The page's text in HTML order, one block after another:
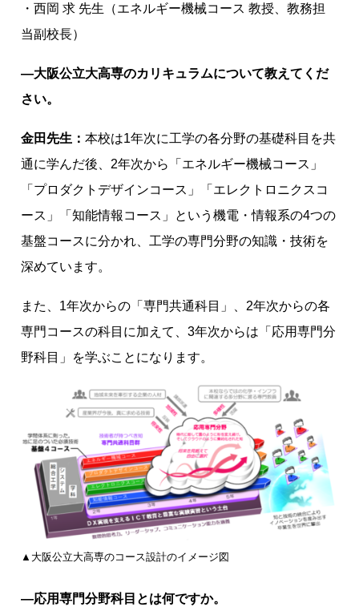
・西岡 求 先生（エネルギー機械コース 教授、教務担
当副校長）
―大阪公立大高専のカリキュラムについて教えてくだ
さい。
金田先生：本校は1年次に工学の各分野の基礎科目を共
通に学んだ後、2年次から「エネルギー機械コース」
「プロダクトデザインコース」「エレクトロニクスコ
ース」「知能情報コース」という機電・情報系の4つの
基盤コースに分かれ、工学の専門分野の知識・技術を
深めています。
また、1年次からの「専門共通科目」、2年次からの各
専門コースの科目に加えて、3年次からは「応用専門分
野科目」を学ぶことになります。
▲大阪公立大高専のコース設計のイメージ図
―応用専門分野科目とは何ですか。